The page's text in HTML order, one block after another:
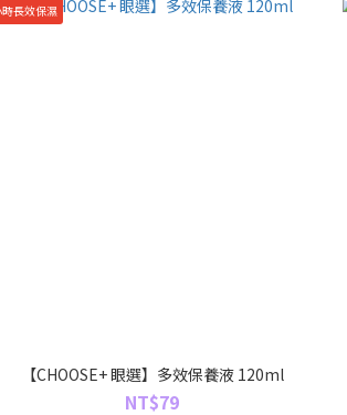
長效保濕
【CHOOSE+ 眼選】多效保養液 120ml
NT$79